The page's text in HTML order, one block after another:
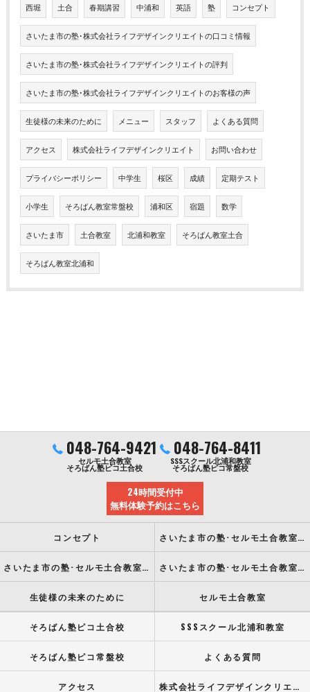
西堀 土合 春期講習 中浦和 英語 塾 コンセプト
さいたま市の塾･株式会社ライフデザインクリエイトの口コミ情報
さいたま市の塾･株式会社ライフデザインクリエイトの評判
さいたま市の塾･株式会社ライフデザインクリエイトのお客様の声
生徒様の未来のために メニュー スタッフ よくある質問
アクセス 株式会社ライフデザインクリエイト お問い合わせ
プライバシーポリシー 中学生 桜区 成績 定期テスト
小学生 そろばん教室常盤校 浦和区 宿題 数学
さいたま市 土合教室 北浦和教室 そろばん教室土合
そろばん教室北浦和
048-764-9421
セルモ土合教室
そろばん塾ピコ土合校
048-764-8411
SSSスクール北浦和教室
そろばん塾ピコ常盤校
24時間受付中
無料体験予約はこちら
コンセプト さいたま市の塾･セルモ土合教室の口コミ情報
さいたま市の塾･セルモ土合教室の評判 さいたま市の塾･セルモ土合教室のお客様の声
生徒様の未来のために セルモ土合教室
そろばん塾ピコ土合校 SSSスクール北浦和教室
そろばん塾ピコ常盤校 よくある質問
アクセス 株式会社ライフデザインクリエイト